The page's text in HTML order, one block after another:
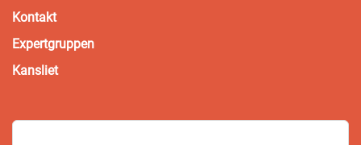
Kontakt
Expertgruppen
Kansliet